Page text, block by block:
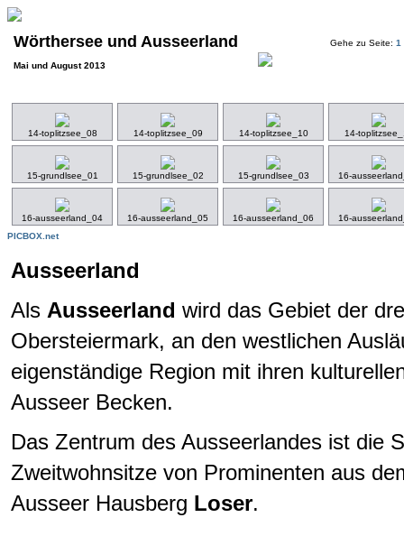
Wörthersee und Ausseerland
Mai und August 2013
Gehe zu Seite: 1
14-toplitzsee_08 14-toplitzsee_09 14-toplitzsee_10 14-
15-grundlsee_01 15-grundlsee_02 15-grundlsee_03 16-
16-ausseerland_04 16-ausseerland_05 16-ausseerland_06
16-
PICBOX.net
Ausseerland
Als Ausseerland wird das Gebiet der
Obersteiermark, an den westlichen
eigenständige Region mit ihren
Ausseer Becken.
Das Zentrum des Ausseerlandes ist die
Zweitwohnsitze von Prominenten aus
Ausseer Hausberg Loser.